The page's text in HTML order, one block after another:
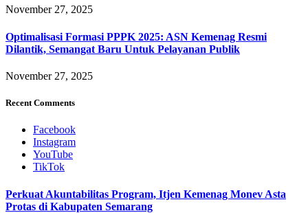
November 27, 2025
Optimalisasi Formasi PPPK 2025: ASN Kemenag Resmi
Dilantik, Semangat Baru Untuk Pelayanan Publik
November 27, 2025
Recent Comments
Facebook
Instagram
YouTube
TikTok
Perkuat Akuntabilitas Program, Itjen Kemenag Monev Asta
Protas di Kabupaten Semarang